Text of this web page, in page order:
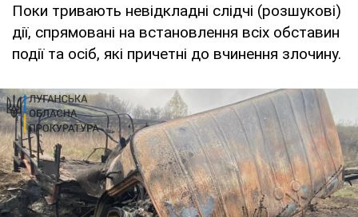
Поки тривають невідкладні слідчі (розшукові)
дії, спрямовані на встановлення всіх обставин
події та осіб, які причетні до вчинення злочину.